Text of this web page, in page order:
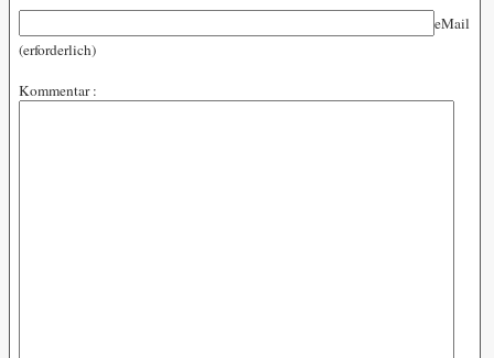
eMail
(erforderlich)
Kommentar :